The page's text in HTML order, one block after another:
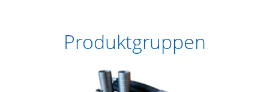
Produktgruppen